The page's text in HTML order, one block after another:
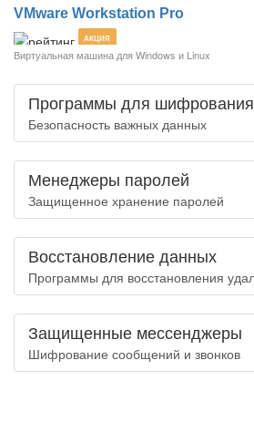
VMware Workstation Pro
АКЦИЯ
Виртуальная машина для Windows и Linux
Программы для шифрования
Безопасность важных данных
Менеджеры паролей
Защищенное хранение паролей
Восстановление данных
Защищенные мессенджеры
Шифрование сообщений и звонков